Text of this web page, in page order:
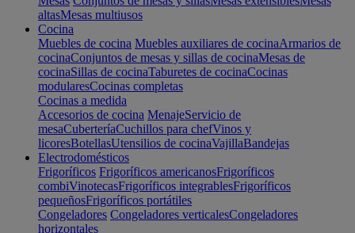
altasMesas multiusos
Cocina
Muebles de cocina Muebles auxiliares de cocinaArmarios de
cocinaConjuntos de mesas y sillas de cocinaMesas de
cocinaSillas de cocinaTaburetes de cocinaCocinas
modularesCocinas completas
Cocinas a medida
Accesorios de cocina MenajeServicio de
mesaCuberteríaCuchillos para chefVinos y
licoresBotellasUtensilios de cocinaVajillaBandejas
Electrodomésticos
Frigoríficos Frigoríficos americanosFrigoríficos
combiVinotecasFrigoríficos integrablesFrigoríficos
pequeñosFrigoríficos portátiles
Congeladores Congeladores verticalesCongeladores
horizontales